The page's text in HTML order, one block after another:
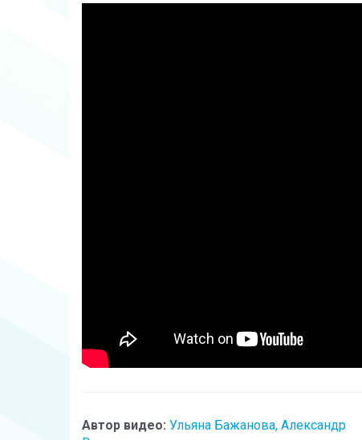
Автор видео: Ульяна Бажанова, Александр